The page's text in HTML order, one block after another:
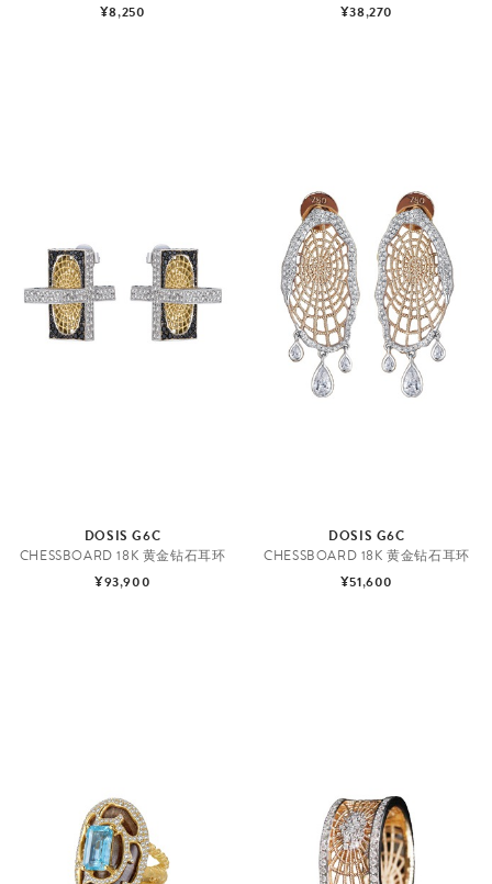
¥8,250
¥38,270
DOSIS G6C
CHESSBOARD 18K 黄金钻石耳环
¥93,900
DOSIS G6C
CHESSBOARD 18K 黄金钻石耳环
¥51,600